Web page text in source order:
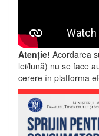
Atenție! Acordarea
lei/lună) nu se face
cerere în platforma